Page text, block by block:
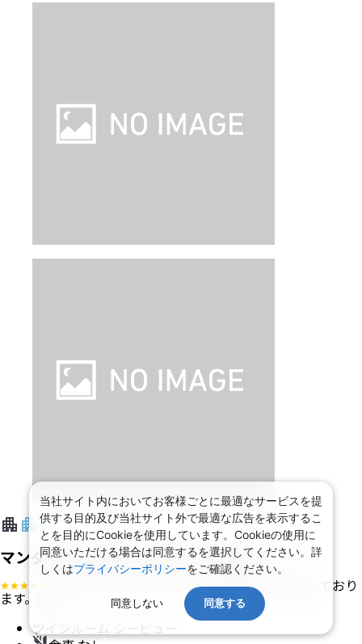
マンダリン オリエンタル シンガポール
・ホテルグレードはアンケート等により決定しており
ます。
ツインルーム シービュー
当社サイト内においてお客様ごとに最適なサービスを提
供する目的及び当社サイト外で最適な広告を表示するこ
とを目的にCookieを使用しています。Cookieの使用に
同意いただける場合は同意するを選択してください。詳
しくはプライバシーポリシーをご確認ください。
同意しない 同意する